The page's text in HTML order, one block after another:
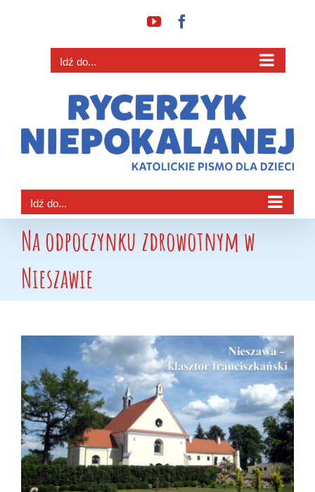
YouTube
Idź do...
Idź do...
Na odpoczynku zdrowotnym w
Nieszawie
większy
obrazek